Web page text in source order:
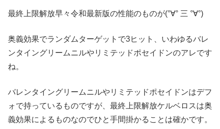
最終上限解放早々令和最新版の性能のものが(°∀° 三 °∀°)
奥義効果でランダムターゲットで3ヒット、いわゆるバレ
ンタイングリームニルやリミテッドポセイドンのアレです
ね。
バレンタイングリームニルやリミテッドポセイドンはデフ
ォで持っているものですが、最終上限解放ケルベロスは奥
義効果によるものなのでひと手間掛かることは確かです。